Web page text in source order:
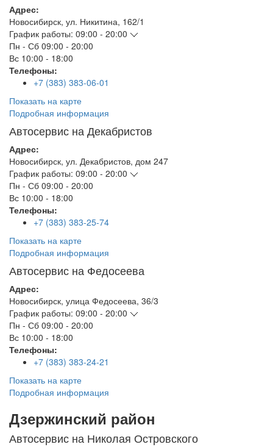
Адрес:
Новосибирск, ул. Никитина, 162/1
График работы: 09:00 - 20:00
Пн - Сб 09:00 - 20:00
Вс 10:00 - 18:00
Телефоны:
+7 (383) 383-06-01
Показать на карте
Подробная информация
Автосервис на Декабристов
Адрес:
Новосибирск, ул. Декабристов, дом 247
График работы: 09:00 - 20:00
Пн - Сб 09:00 - 20:00
Вс 10:00 - 18:00
Телефоны:
+7 (383) 383-25-74
Показать на карте
Подробная информация
Автосервис на Федосеева
Адрес:
Новосибирск, улица Федосеева, 36/3
График работы: 09:00 - 20:00
Пн - Сб 09:00 - 20:00
Вс 10:00 - 18:00
Телефоны:
+7 (383) 383-24-21
Показать на карте
Подробная информация
Дзержинский район
Автосервис на Николая Островского